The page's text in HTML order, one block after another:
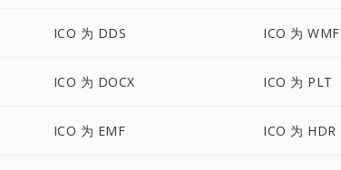
ICO 为 DDS ICO 为 WMF
ICO 为 DOCX ICO 为 PLT
ICO 为 EMF ICO 为 HDR